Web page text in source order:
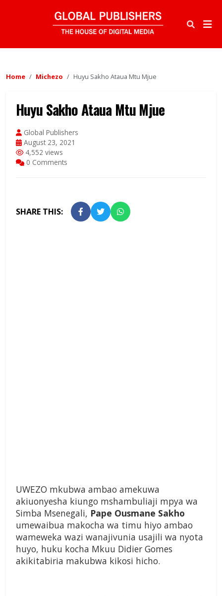
Home Michezo Huyu Sakho Ataua Mtu Mjue
Huyu Sakho Ataua Mtu Mjue
Global Publishers
August 23, 2021
4,552 views
0 Comments
SHARE THIS:
UWEZO mkubwa ambao amekuwa
akiuonyesha kiungo mshambuliaji mpya wa
Simba Msenegali, Pape Ousmane Sakho
umewaibua makocha wa timu hiyo ambao
wameweka wazi wanajivunia usajili wa nyota
huyo, huku kocha Mkuu Didier Gomes
akikitabiria makubwa kikosi hicho.